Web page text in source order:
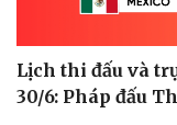
Lịch thi đấu và
30/6: Pháp đấu